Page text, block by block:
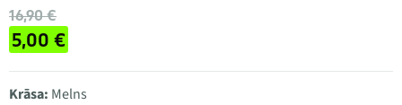
16,90 €
5,00 €
Krāsa: Melns